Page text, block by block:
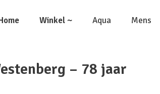
Winkel ~ Aqua Mens
– 78 jaar